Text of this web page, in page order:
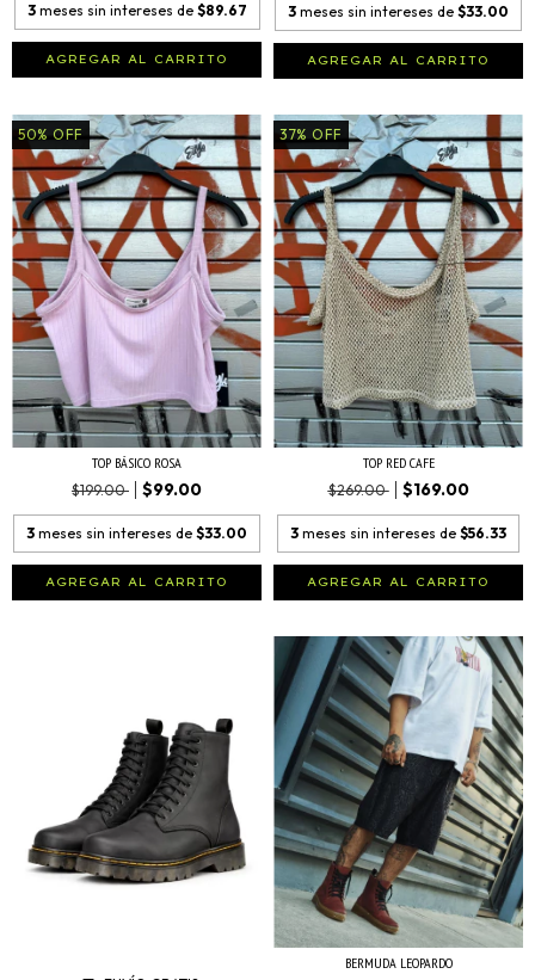
3 meses sin intereses de $89.67
AGREGAR AL CARRITO
3 meses sin intereses de $33.00
AGREGAR AL CARRITO
50% OFF
TOP BÁSICO ROSA
$199.00
$99.00
3 meses sin intereses de $33.00
AGREGAR AL CARRITO
37% OFF
TOP RED CAFE
$269.00
$169.00
3 meses sin intereses de $56.33
AGREGAR AL CARRITO
BERMUDA LEOPARDO